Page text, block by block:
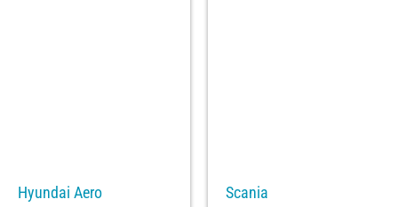
Hyundai Aero
Scania